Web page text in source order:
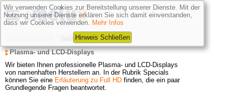
Plasma- und LCD-Displays
Wir bieten Ihnen professionelle Plasma- und LCD-Displays
von namenhaften Herstellern an. In der Rubrik Specials
können Sie eine Erläuterung zu Full HD finden, die ein paar
Grundlegende Fragen beantwortet.
Wir verwenden Cookies zur Bereitstellung unserer Dienste. Mit der
Nutzung unserer Dienste erklären Sie sich damit einverstanden,
dass wir Cookies verwenden. Mehr Infos
Hinweis Schließen